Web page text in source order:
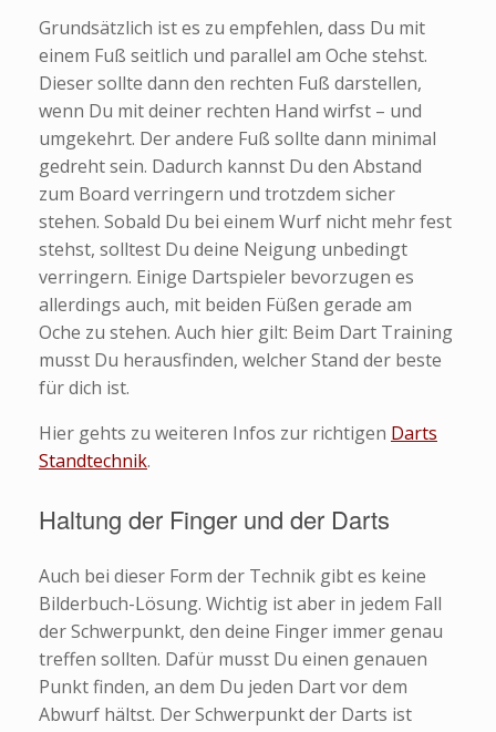
Grundsätzlich ist es zu empfehlen, dass Du mit
einem Fuß seitlich und parallel am Oche stehst.
Dieser sollte dann den rechten Fuß darstellen,
wenn Du mit deiner rechten Hand wirfst – und
umgekehrt. Der andere Fuß sollte dann minimal
gedreht sein. Dadurch kannst Du den Abstand
zum Board verringern und trotzdem sicher
stehen. Sobald Du bei einem Wurf nicht mehr fest
stehst, solltest Du deine Neigung unbedingt
verringern. Einige Dartspieler bevorzugen es
allerdings auch, mit beiden Füßen gerade am
Oche zu stehen. Auch hier gilt: Beim Dart Training
musst Du herausfinden, welcher Stand der beste
für dich ist.
Hier gehts zu weiteren Infos zur richtigen Darts
Standtechnik.
Haltung der Finger und der Darts
Auch bei dieser Form der Technik gibt es keine
Bilderbuch-Lösung. Wichtig ist aber in jedem Fall
der Schwerpunkt, den deine Finger immer genau
treffen sollten. Dafür musst Du einen genauen
Punkt finden, an dem Du jeden Dart vor dem
Abwurf hältst. Der Schwerpunkt der Darts ist